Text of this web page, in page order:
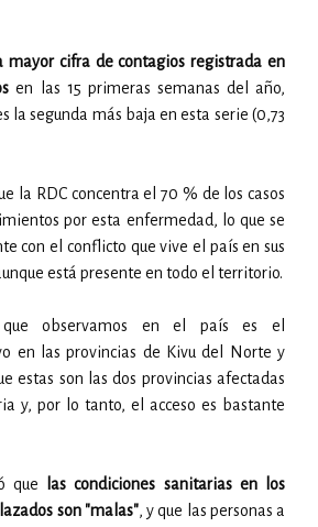
mayor cifra de contagios registrada en
en las 15 primeras semanas del año,
la segunda más baja en esta serie (0,73
la RDC concentra el 70 % de los casos
por esta enfermedad, lo que se
con el conflicto que vive el país en sus
está presente en todo el territorio.
observamos en el país es el
en las provincias de Kivu del Norte y
estas son las dos provincias afectadas
y, por lo tanto, el acceso es bastante
que
las condiciones sanitarias en los
son "malas", y que las personas a